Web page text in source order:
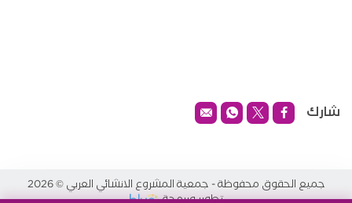
شارك
جميع الحقوق محفوظة - جمعية المشروع الانشائي العربي©
2026
تطوير وبرمجة